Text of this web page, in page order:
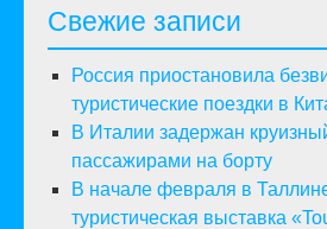
Свежие записи
Россия приостановила
туристические поездки в
В Италии задержан
пассажирами на борту
В начале февраля в
туристическая выставка